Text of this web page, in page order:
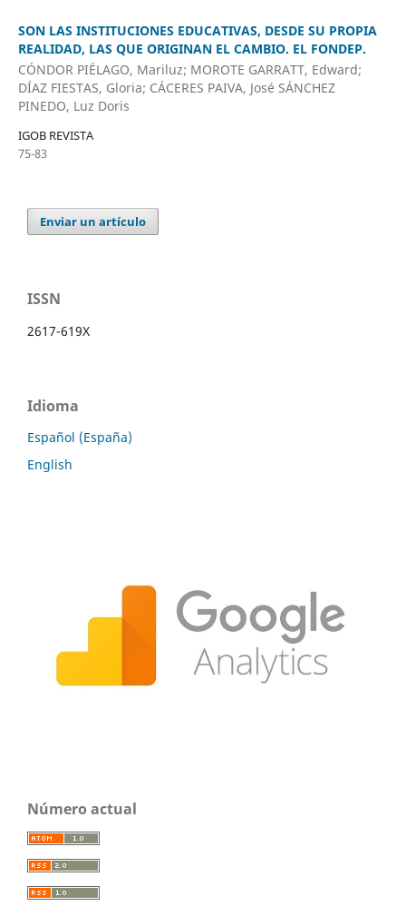
SON LAS INSTITUCIONES EDUCATIVAS, DESDE SU PROPIA
REALIDAD, LAS QUE ORIGINAN EL CAMBIO. EL FONDEP.
CÓNDOR PIÉLAGO, Mariluz; MOROTE GARRATT, Edward;
DÍAZ FIESTAS, Gloria; CÁCERES PAIVA, José SÁNCHEZ
PINEDO, Luz Doris
IGOB REVISTA
75-83
Enviar un artículo
ISSN
2617-619X
Idioma
Español (España)
English
Número actual